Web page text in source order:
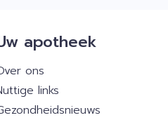
apotheek
ons
links